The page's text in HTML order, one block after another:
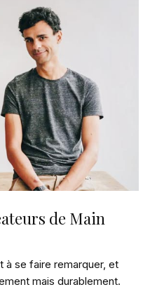
de Main
à se faire remarquer, et
mais durablement.